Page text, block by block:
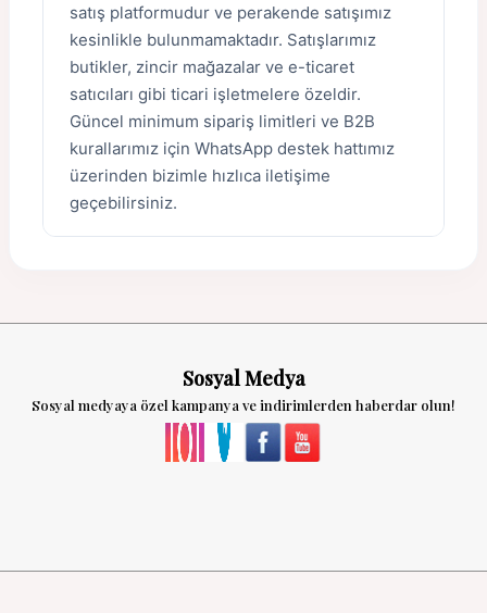
satış platformudur ve perakende satışımız
kesinlikle bulunmamaktadır. Satışlarımız
butikler, zincir mağazalar ve e-ticaret
satıcıları gibi ticari işletmelere özeldir.
Güncel minimum sipariş limitleri ve B2B
kurallarımız için WhatsApp destek hattımız
üzerinden bizimle hızlıca iletişime
geçebilirsiniz.
Sosyal Medya
Sosyal medyaya özel kampanya ve indirimlerden haberdar olun!